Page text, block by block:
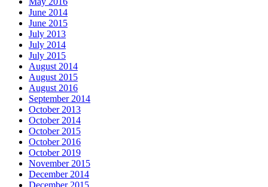
June 2014
June 2015
July 2013
July 2014
July 2015
August 2014
August 2015
August 2016
September 2014
October 2013
October 2014
October 2015
October 2016
October 2019
November 2015
December 2014
December 2015